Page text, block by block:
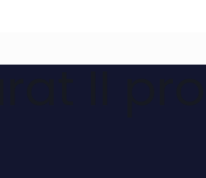
II pro